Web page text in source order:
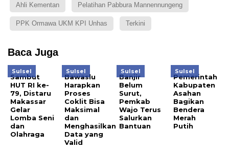
Ahli Kementan Pelatihan Pabbura Mannennungeng
PPK Ormawa UKM KPI Unhas Terkini
Baca Juga
Sulsel
Sambut
HUT RI ke-
79, Distaru
Makassar
Gelar
Lomba Seni
dan
Olahraga
Sulsel
Bawaslu
Harapkan
Proses
Coklit Bisa
Maksimal
dan
Menghasilkan
Data yang
Valid
Sulsel
Banjir
Belum
Surut,
Pemkab
Wajo Terus
Salurkan
Bantuan
Sulsel
Pemerintah
Kabupaten
Asahan
Bagikan
Bendera
Merah
Putih